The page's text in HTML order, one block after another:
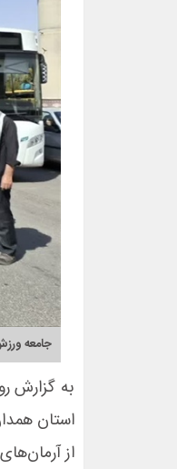
جامعه
به گزارش
استان
از